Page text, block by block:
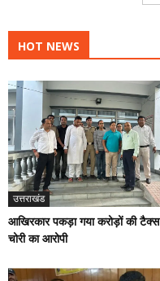
HOT NEWS
उत्तराखंड
आखिरकार पकड़ा गया करोड़ों की टैक्स
चोरी का आरोपी